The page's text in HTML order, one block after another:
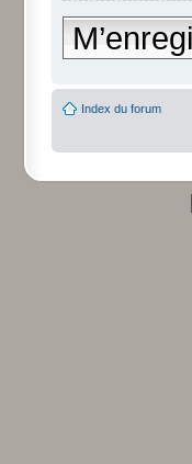
Index du forum